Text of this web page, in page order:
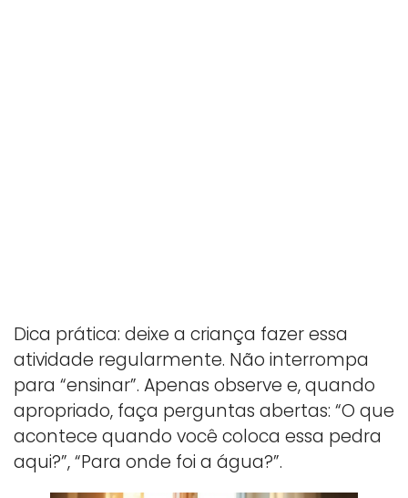
Dica prática: deixe a criança fazer essa
atividade regularmente. Não interrompa
para “ensinar”. Apenas observe e, quando
apropriado, faça perguntas abertas: “O que
acontece quando você coloca essa pedra
aqui?”, “Para onde foi a água?”.